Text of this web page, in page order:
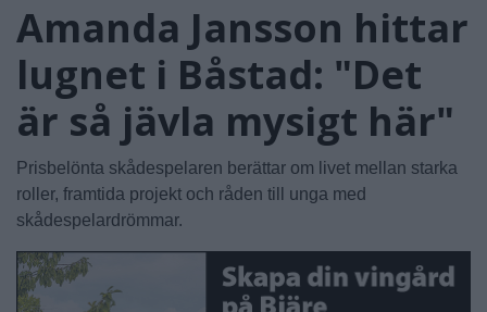
Amanda Jansson hittar
lugnet i Båstad: "Det
är så jävla mysigt här"
Prisbelönta skådespelaren berättar om livet mellan starka
roller, framtida projekt och råden till unga med
skådespelardrömmar.